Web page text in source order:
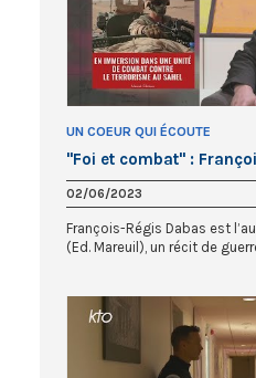
UN COEUR QUI ÉCOUTE
"Foi et combat" :
02/06/2023
François-Régis Dabas est
(Ed. Mareuil), un récit de